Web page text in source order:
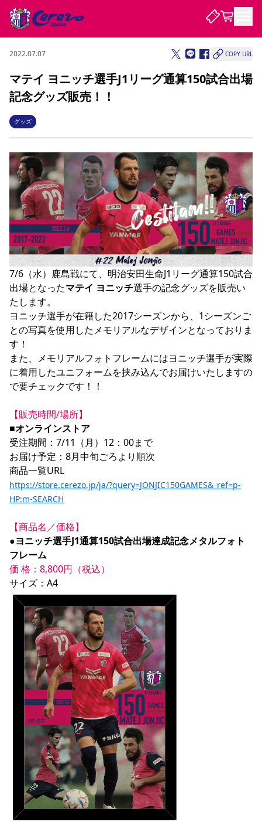
試合・チーム
試合について
試合日程 / 結果
チームについて
選手・スタッフ スケジュール メディア情報 アクセス レディース
アカデミー
ハナサカプレーヤー 歴代所属選手
観戦する
チケット
チケット情報 販売スケジュール 価格・席種 購入方法
シーズンシート
法人シーズンシート 福祉サービス
団体チケット
特定興行入場券
譲渡サービス リセールサービス
観戦ガイド
初めて観戦ガイド キッズ向けサービス グルメ マッチデープログラム
観戦マナー&ルール
ビジターサポーター観戦ガイド 公式アプリ
スタジアム
YANMAR HANASAKA STADIUM
DAZNで観戦
DAZNで観戦
アウェイツアー
アウェイツアー
よくある質問
クラブを知る
セレッソ大阪について
クラブ紹介 沿革 シーズン記録 求人情報
サポートする
パートナー企業募集中 セレッソ大阪VISAカード サポートスタッフ
セレッソアイデアちょうだいな 応援商店街
Lise（ライセンスビジネス）
サステナビリティ
サステナビリティポリシー
活動レポート
SPORT POSITIVE LEAGUES 取り組み実績
スポーツクラブ
スポーツクラブ
関連団体/施設
セレッソ大阪アカデミー
大人のサッカースクール
ファンクラブ
ファンクラブ
SAKURA SOCIO SAKURA POINT Program
招待券引換方法
まいセレチケット 会員規定 婚姻届・出生届・命名書
ニュース
ニュース
すべて チーム グッズ チケット イベント
ファンクラブ
ホームタウン パートナー スポーツクラブ メディア 30周年
レディース
アカデミー
2022.07.07 COPY URL
マテイ ヨニッチ選手J1リーグ通算150試合出場
記念グッズ販売！！
グッズ
7/6（水）鹿島戦にて、明治安田生命J1リーグ通算150試合
出場となったマテイ ヨニッチ選手の記念グッズを販売い
たします。
ヨニッチ選手が在籍した2017シーズンから、1シーズンご
との写真を使用したメモリアルなデザインとなっておりま
す！
また、メモリアルフォトフレームにはヨニッチ選手が実際
に着用したユニフォームを挟み込んでお届けいたしますの
で要チェックです！！
【販売時間/場所】
■オンラインストア
受注期間：7/11（月）12：00まで
お届け予定：8月中旬ごろより順次
https://store.cerezo.jp/ja/?query=JONJIC150GAMES&_ref=p-
HP:m-SEARCH
【商品名／価格】
●ヨニッチ選手J1通算150試合出場達成記念メタルフォト
フレーム
価 格：8,800円（税込）